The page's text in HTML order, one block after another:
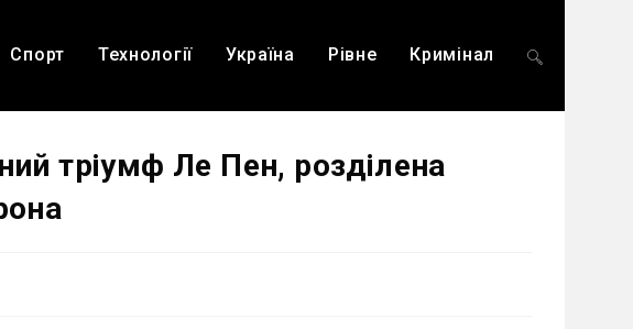
Спорт Технології Україна Рівне Кримінал Перемкнути
тріумф Ле Пен, розділена